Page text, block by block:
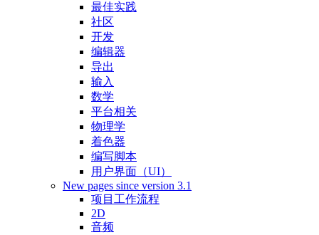
最佳实践
社区
开发
编辑器
导出
输入
数学
平台相关
物理学
着色器
编写脚本
用户界面（UI）
New pages since version 3.1
项目工作流程
2D
音频